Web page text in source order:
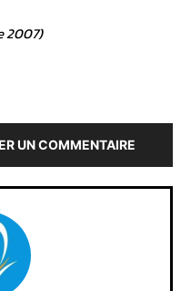
2007)
UN COMMENTAIRE